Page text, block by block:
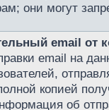
они могут
email от
email на
копией
об